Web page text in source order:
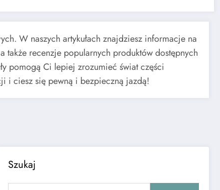
W naszych artykułach znajdziesz informacje na
także recenzje popularnych produktów dostępnych
pomogą Ci lepiej zrozumieć świat części
i ciesz się pewną i bezpieczną jazdą!
Szukaj